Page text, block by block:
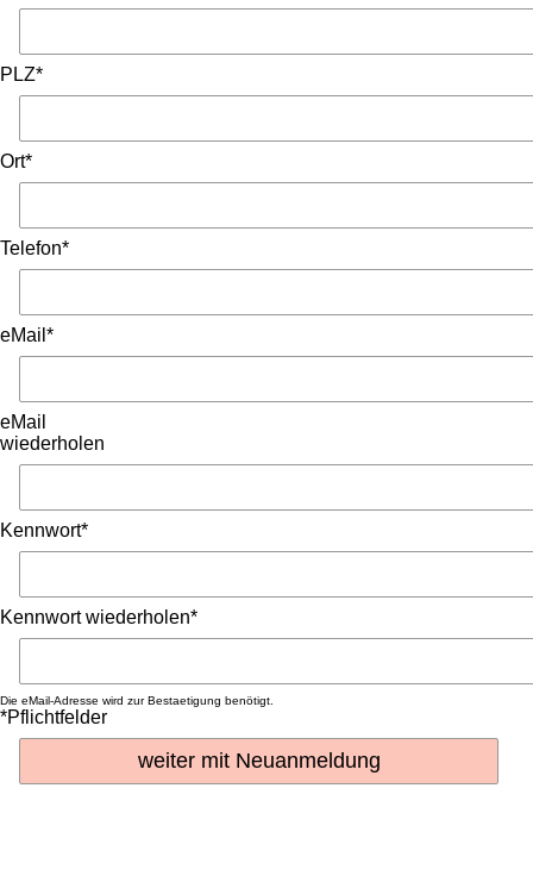
PLZ*
Ort*
Telefon*
eMail*
eMail
wiederholen
Kennwort*
Kennwort wiederholen*
Die eMail-Adresse wird zur Bestaetigung benötigt.
*Pflichtfelder